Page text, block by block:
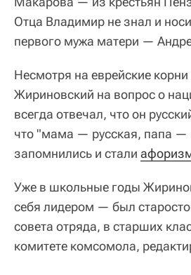
Отца Владимир не знал и
первого мужа матери —
Несмотря на еврейские корни
Жириновский на вопрос о
всегда отвечал, что он
что "мама — русская, папа —
запомнились и стали
Уже в школьные годы
себя лидером — был
совета отряда, в старших
комитете комсомола,